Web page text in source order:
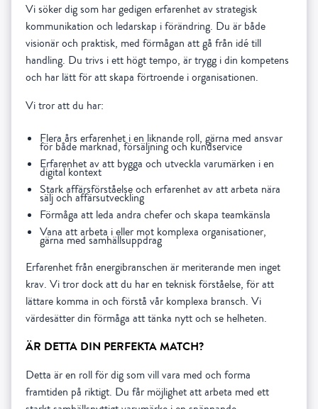
Vi söker dig som har gedigen erfarenhet av strategisk
kommunikation och ledarskap i förändring. Du är både
visionär och praktisk, med förmågan att gå från idé till
handling. Du trivs i ett högt tempo, är trygg i din kompetens
och har lätt för att skapa förtroende i organisationen.
Vi tror att du har:
Flera års erfarenhet i en liknande roll, gärna med ansvar
för både marknad, försäljning och kundservice
Erfarenhet av att bygga och utveckla varumärken i en
digital kontext
Stark affärsförståelse och erfarenhet av att arbeta nära
sälj och affärsutveckling
Förmåga att leda andra chefer och skapa teamkänsla
Vana att arbeta i eller mot komplexa organisationer,
gärna med samhällsuppdrag
Erfarenhet från energibranschen är meriterande men inget
krav. Vi tror dock att du har en teknisk förståelse, för att
lättare komma in och förstå vår komplexa bransch. Vi
värdesätter din förmåga att tänka nytt och se helheten.
ÄR DETTA DIN PERFEKTA MATCH?
Detta är en roll för dig som vill vara med och forma
framtiden på riktigt. Du får möjlighet att arbeta med ett